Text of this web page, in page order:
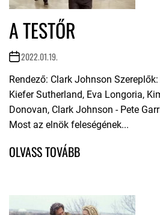
A TESTŐR
2022.01.19.
Rendező: Clark Johnson
Kiefer Sutherland, Eva Longoria,
Donovan, Clark Johnson - Pete
Most az elnök feleségének...